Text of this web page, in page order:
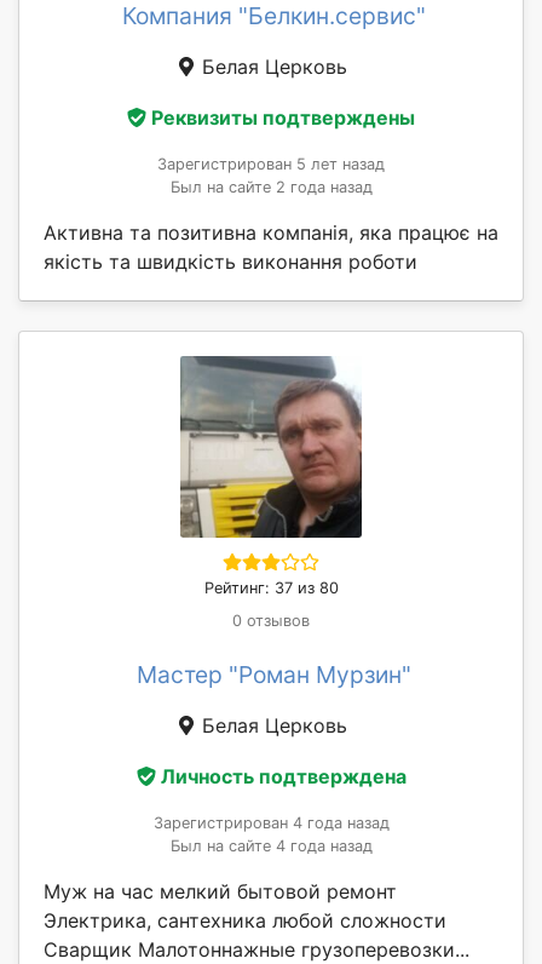
Компания "Белкин.сервис"
Белая Церковь
Реквизиты подтверждены
Зарегистрирован 5 лет назад
Был на сайте 2 года назад
Активна та позитивна компанія, яка працює на
якість та швидкість виконання роботи
Рейтинг: 37 из 80
0 отзывов
Мастер "Роман Мурзин"
Белая Церковь
Личность подтверждена
Зарегистрирован 4 года назад
Был на сайте 4 года назад
Муж на час мелкий бытовой ремонт
Электрика, сантехника любой сложности
Сварщик Малотоннажные грузоперевозки...